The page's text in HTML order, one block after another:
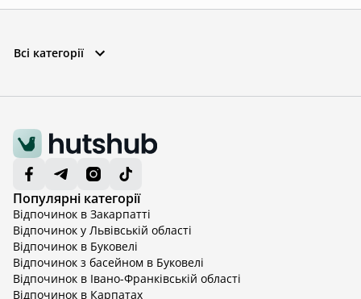
Всі категорії
Популярні категорії
Відпочинок в Закарпатті
Відпочинок у Львівській області
Відпочинок в Буковелі
Відпочинок з басейном в Буковелі
Відпочинок в Івано-Франківській області
Відпочинок в Карпатах